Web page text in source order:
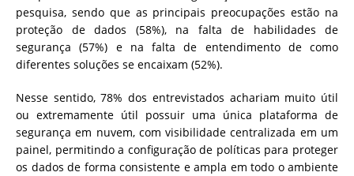
pesquisa, sendo que as principais preocupações estão na
proteção de dados (58%), na falta de habilidades de
segurança (57%) e na falta de entendimento de como
diferentes soluções se encaixam (52%).
Nesse sentido, 78% dos entrevistados achariam muito útil
ou extremamente útil possuir uma única plataforma de
segurança em nuvem, com visibilidade centralizada em um
painel, permitindo a configuração de políticas para proteger
os dados de forma consistente e ampla em todo o ambiente